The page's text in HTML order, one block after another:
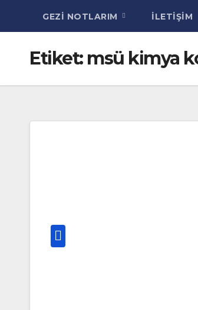
GEZI NOTLARIM İLETIŞIM
Etiket: msü kimya